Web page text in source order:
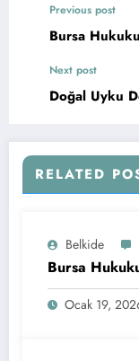
Previous post
Bursa
Next post
Doğal Uyku
RELATED
Belkide
Bursa
Ocak 19,